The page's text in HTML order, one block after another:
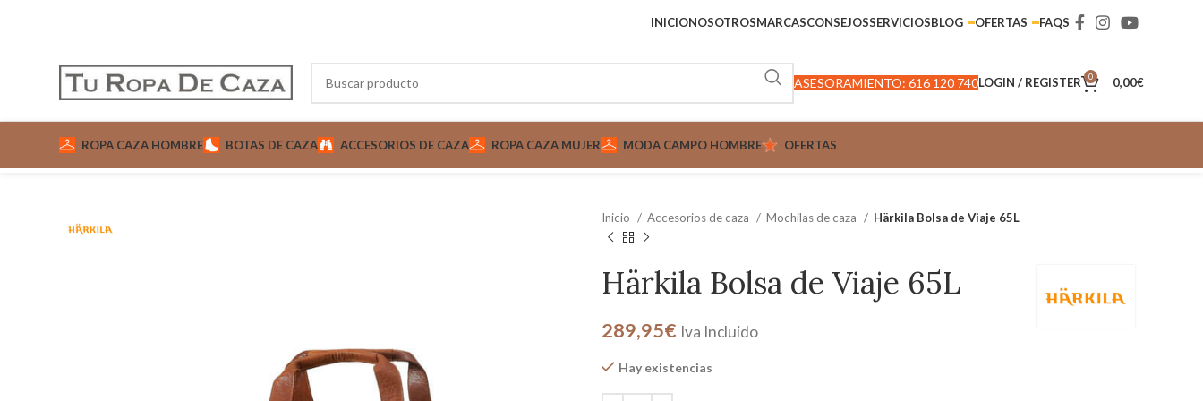
INICIONOSOTROSMARCASCONSEJOSSERVICIOSBLOG OFERTAS FAQS
ASESORAMIENTO: 616 120 740LOGIN / REGISTER 0 0,00€
ROPA CAZA HOMBRE BOTAS DE CAZA ACCESORIOS DE CAZA ROPA CAZA MUJER MODA CAMPO HOMBRE OFERTAS
Inicio Accesorios de caza Mochilas de caza Härkila Bolsa de Viaje 65L
Härkila Bolsa de Viaje 65L
289,95€ Iva Incluido
Hay existencias